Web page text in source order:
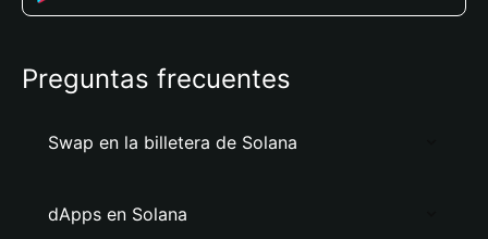
Preguntas frecuentes
Swap en la billetera de Solana
dApps en Solana